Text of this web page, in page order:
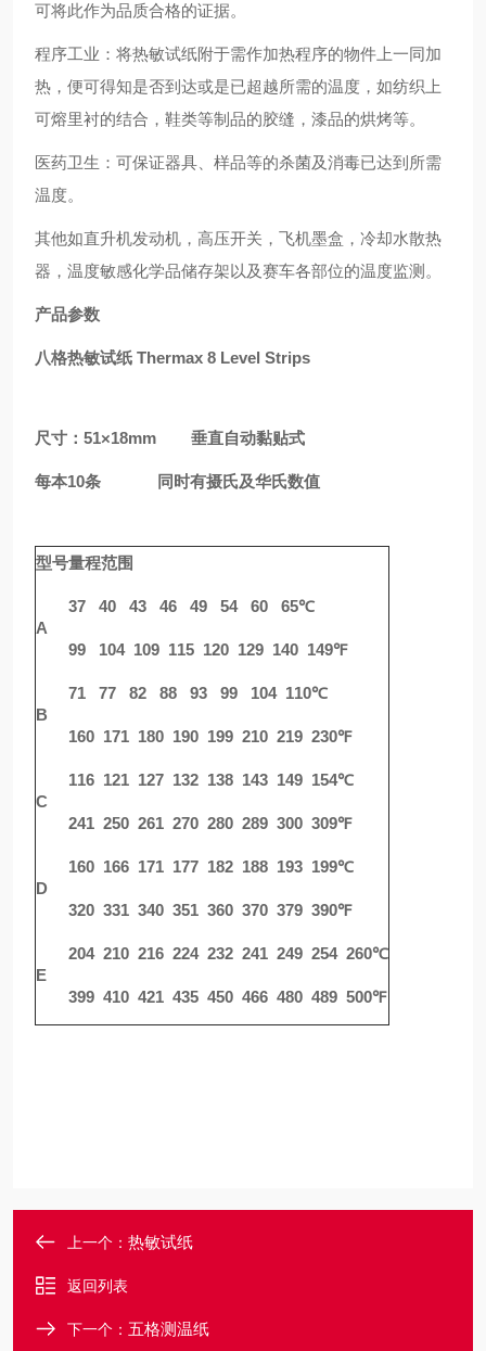
可将此作为品质合格的证据。
程序工业：将热敏试纸附于需作加热程序的物件上一同加
热，便可得知是否到达或是已超越所需的温度，如纺织上
可熔里衬的结合，鞋类等制品的胶缝，漆品的烘烤等。
医药卫生：可保证器具、样品等的杀菌及消毒已达到所需
温度。
其他如直升机发动机，高压开关，飞机墨盒，冷却水散热
器，温度敏感化学品储存架以及赛车各部位的温度监测。
产品参数
八格热敏试纸 Thermax 8 Level Strips
尺寸：51×18mm 垂直自动黏贴式
每本10条 同时有摄氏及华氏数值
型号量程范围
A
37 40 43 46 49 54 60 65℃
99 104 109 115 120 129 140 149℉
B
71 77 82 88 93 99 104 110℃
160 171 180 190 199 210 219 230℉
C
116 121 127 132 138 143 149 154℃
241 250 261 270 280 289 300 309℉
D
160 166 171 177 182 188 193 199℃
320 331 340 351 360 370 379 390℉
E
204 210 216 224 232 241 249 254 260℃
399 410 421 435 450 466 480 489 500℉
上一个： 热敏试纸
返回列表
下一个： 五格测温纸